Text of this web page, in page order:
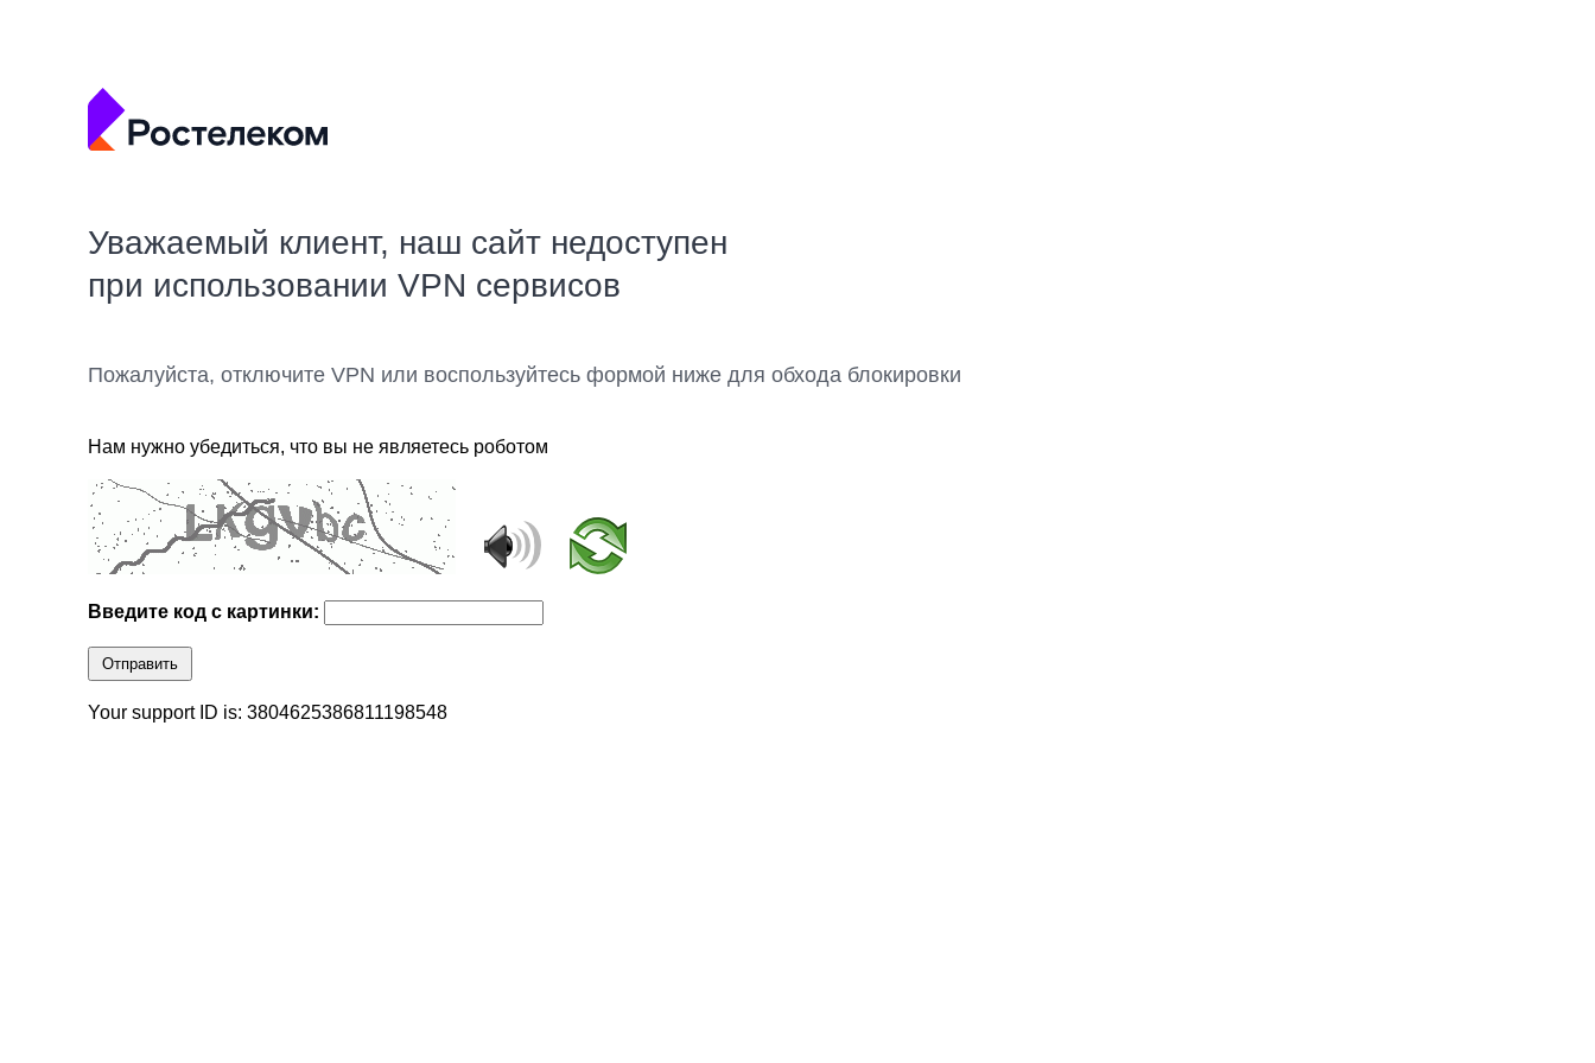
Уважаемый клиент, наш сайт недоступен
при использовании VPN сервисов
Пожалуйста, отключите VPN или воспользуйтесь формой ниже для обхода блокировки
Нам нужно убедиться, что вы не являетесь роботом
Введите код с картинки:
Отправить
Your support ID is: 3804625386811198548